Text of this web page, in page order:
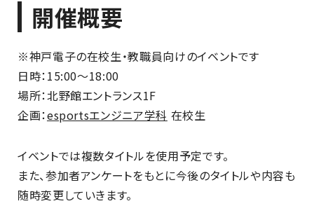
開催概要
※神戸電子の在校生・教職員向けのイベントです
日時：15:00〜18:00
場所：北野館エントランス1F
企画：esportsエンジニア学科 在校生
イベントでは複数タイトルを使用予定です。
また、参加者アンケートをもとに今後のタイトルや内容も
随時変更していきます。